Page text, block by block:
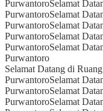
PurwantoroSelamat
PurwantoroSelamat
PurwantoroSelamat
PurwantoroSelamat
PurwantoroSelamat
Purwantoro
Selamat Datang di
PurwantoroSelamat
PurwantoroSelamat
PurwantoroSelamat